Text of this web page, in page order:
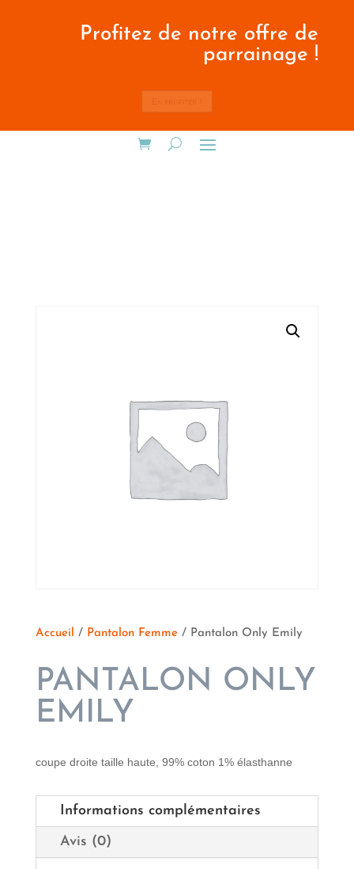
Profitez de notre offre de
parrainage !
Accueil / Pantalon Femme/ Pantalon Only Emily
PANTALON ONLY
EMILY
coupe droite taille haute, 99% coton 1% élasthanne
Informations complémentaires
Avis (0)